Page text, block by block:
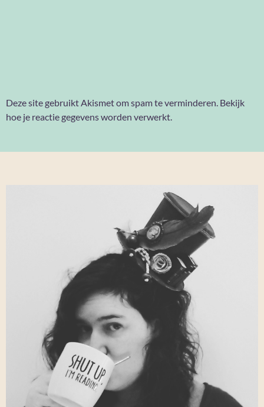
Deze site gebruikt Akismet om spam te verminderen. Bekijk
hoe je reactie gegevens worden verwerkt